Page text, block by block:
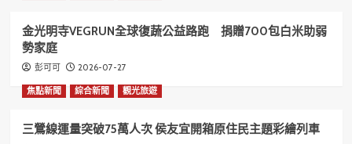
金光明寺VEGRUN全球復蔬公益路跑 捐贈700包白米助弱
勢家庭
彭可可 2026-07-27
焦點新聞 綜合新聞 觀光旅遊
三鶯線運量突破75萬人次 侯友宜開箱原住民主題彩繪列車